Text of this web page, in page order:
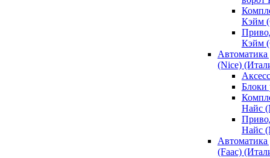
Кэйм
Кэйм
(Nice)
Блоки
Найс
Найс
(Faac)